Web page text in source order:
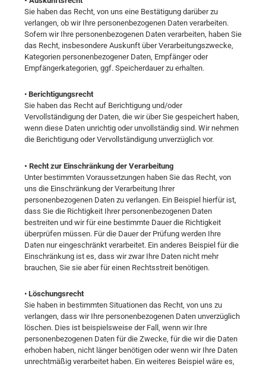
Sie haben das Recht, von uns eine Bestätigung darüber zu
verlangen, ob wir Ihre personenbezogenen Daten verarbeiten.
Sofern wir Ihre personenbezogenen Daten verarbeiten, haben Sie
das Recht, insbesondere Auskunft über Verarbeitungszwecke,
Kategorien personenbezogener Daten, Empfänger oder
Empfängerkategorien, ggf. Speicherdauer zu erhalten.
• Berichtigungsrecht
Sie haben das Recht auf Berichtigung und/oder
Vervollständigung der Daten, die wir über Sie gespeichert haben,
wenn diese Daten unrichtig oder unvollständig sind. Wir nehmen
die Berichtigung oder Vervollständigung unverzüglich vor.
• Recht zur Einschränkung der Verarbeitung
Unter bestimmten Voraussetzungen haben Sie das Recht, von
uns die Einschränkung der Verarbeitung Ihrer
personenbezogenen Daten zu verlangen. Ein Beispiel hierfür ist,
dass Sie die Richtigkeit Ihrer personenbezogenen Daten
bestreiten und wir für eine bestimmte Dauer die Richtigkeit
überprüfen müssen. Für die Dauer der Prüfung werden Ihre
Daten nur eingeschränkt verarbeitet. Ein anderes Beispiel für die
Einschränkung ist es, dass wir zwar Ihre Daten nicht mehr
brauchen, Sie sie aber für einen Rechtsstreit benötigen.
• Löschungsrecht
Sie haben in bestimmten Situationen das Recht, von uns zu
verlangen, dass wir Ihre personenbezogenen Daten unverzüglich
löschen. Dies ist beispielsweise der Fall, wenn wir Ihre
personenbezogenen Daten für die Zwecke, für die wir die Daten
erhoben haben, nicht länger benötigen oder wenn wir Ihre Daten
unrechtmäßig verarbeitet haben. Ein weiteres Beispiel wäre es,